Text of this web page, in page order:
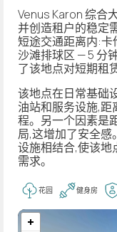
Venus Karon 综合
并创造租户的稳定
短途交通距离内:卡
沙滩排球区 — 5 分
了该地点对短期租
该地点在日常基础
油站和服务设施,距
程。另一个因素是
局,这增加了安全
设施相结合,使该地
需求。
花园 健身房